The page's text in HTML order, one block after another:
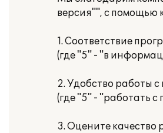
версия"", с помощью
1. Соответствие
(где "5" - "в
2. Удобство работы
(где "5" - "работать
3. Оцените качество